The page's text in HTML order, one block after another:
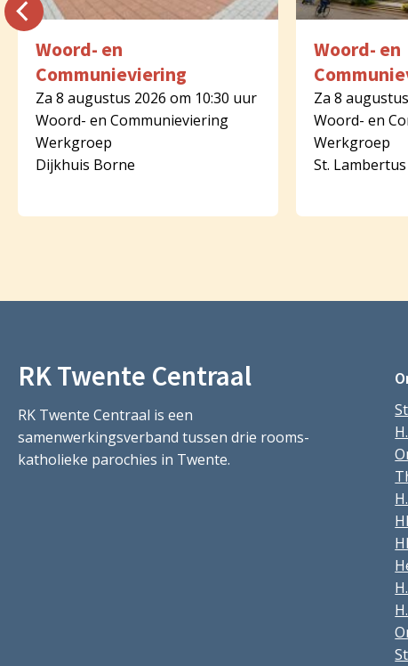
Woord- en
Communieviering
Za 8 augustus 2026 om 10:30 uur
Woord- en Communieviering
Werkgroep
Dijkhuis Borne
Woord- en
Za 8
Woord- en
Werkgroep
St.
RK Twente Centraal
RK Twente Centraal is een
samenwerkingsverband tussen drie rooms-
katholieke parochies in Twente.